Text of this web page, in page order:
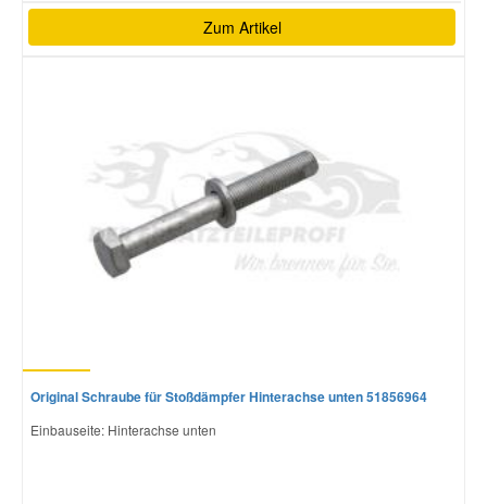
Zum Artikel
Original Schraube für Stoßdämpfer Hinterachse unten 51856964
Einbauseite: Hinterachse unten